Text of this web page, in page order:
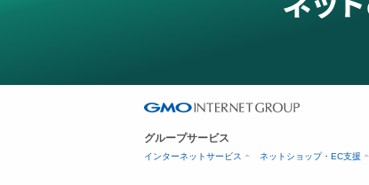
グループサービス
インターネットサービス ネットショップ・EC支援